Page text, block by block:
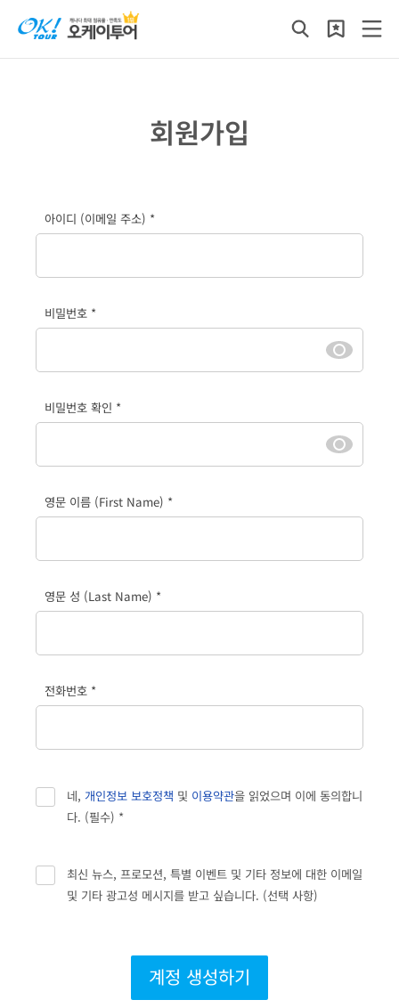
회원가입
아이디 (이메일 주소) *
비밀번호 *
비밀번호 확인 *
영문 이름 (First Name) *
영문 성 (Last Name) *
전화번호 *
네, 개인정보 보호정책 및 이용약관을 읽었으며 이에 동의합니
다. (필수) *
최신 뉴스, 프로모션, 특별 이벤트 및 기타 정보에 대한 이메일
및 기타 광고성 메시지를 받고 싶습니다. (선택 사항)
계정 생성하기